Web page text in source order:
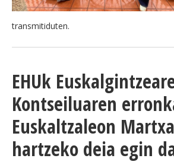
transmitiduten.
EHUk
Kontseiluaren
Euskaltzaleon
hartzeko deia egin